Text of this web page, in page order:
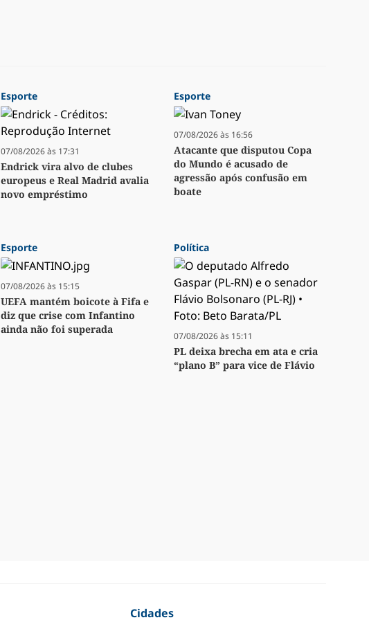
Esporte
07/08/2026 às 17:31
Endrick vira alvo de clubes
europeus e Real Madrid avalia
novo empréstimo
Esporte
07/08/2026 às 16:56
Atacante que disputou Copa
do Mundo é acusado de
agressão após confusão em
boate
Esporte
07/08/2026 às 15:15
UEFA mantém boicote à Fifa e
diz que crise com Infantino
ainda não foi superada
Política
07/08/2026 às 15:11
PL deixa brecha em ata e cria
“plano B” para vice de Flávio
Cidades